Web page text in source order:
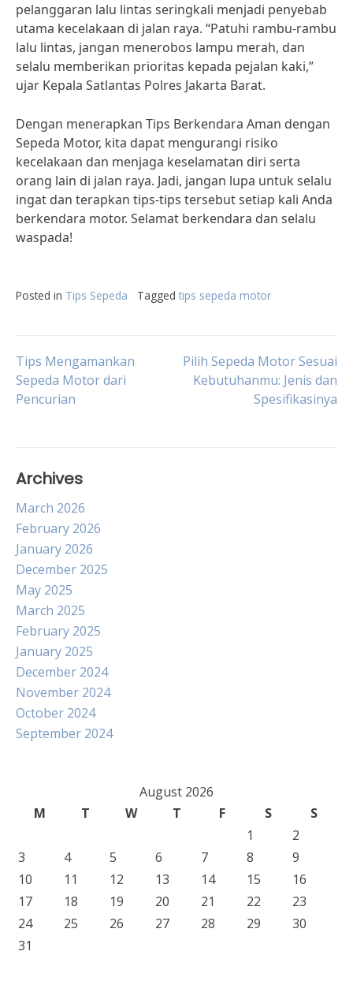
pelanggaran lalu lintas seringkali menjadi penyebab
utama kecelakaan di jalan raya. “Patuhi rambu-rambu
lalu lintas, jangan menerobos lampu merah, dan
selalu memberikan prioritas kepada pejalan kaki,”
ujar Kepala Satlantas Polres Jakarta Barat.
Dengan menerapkan Tips Berkendara Aman dengan
Sepeda Motor, kita dapat mengurangi risiko
kecelakaan dan menjaga keselamatan diri serta
orang lain di jalan raya. Jadi, jangan lupa untuk selalu
ingat dan terapkan tips-tips tersebut setiap kali Anda
berkendara motor. Selamat berkendara dan selalu
waspada!
Posted in Tips Sepeda Tagged tips sepeda motor
Post
navigation
Tips Mengamankan
Sepeda Motor dari
Pencurian
Pilih Sepeda Motor Sesuai
Kebutuhanmu: Jenis dan
Spesifikasinya
Archives
March 2026
February 2026
January 2026
December 2025
May 2025
March 2025
February 2025
January 2025
December 2024
November 2024
October 2024
September 2024
August 2026
M
T W T F S
S
1
2
3
4 5 6 7 8
9
10
11 12 13 14 15
16
17
18 19 20 21 22
23
24
25 26 27 28 29
30
31